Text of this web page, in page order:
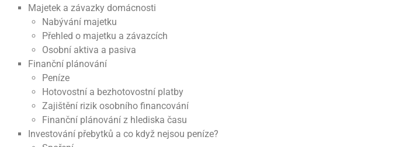
Majetek a závazky domácnosti
Nabývání majetku
Přehled o majetku a závazcích
Osobní aktiva a pasiva
Finanční plánování
Peníze
Hotovostní a bezhotovostní platby
Zajištění rizik osobního financování
Finanční plánování z hlediska času
Investování přebytků a co když nejsou peníze?